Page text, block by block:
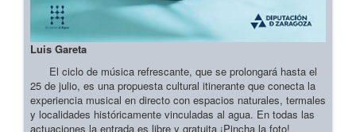
Luis Gareta
El ciclo de música refrescante, que se prolongará hasta el
25 de julio, es una propuesta cultural itinerante que conecta la
experiencia musical en directo con espacios naturales, termales
y localidades históricamente vinculadas al agua. En todas las
actuaciones la entrada es libre y gratuita ¡Pincha la foto!